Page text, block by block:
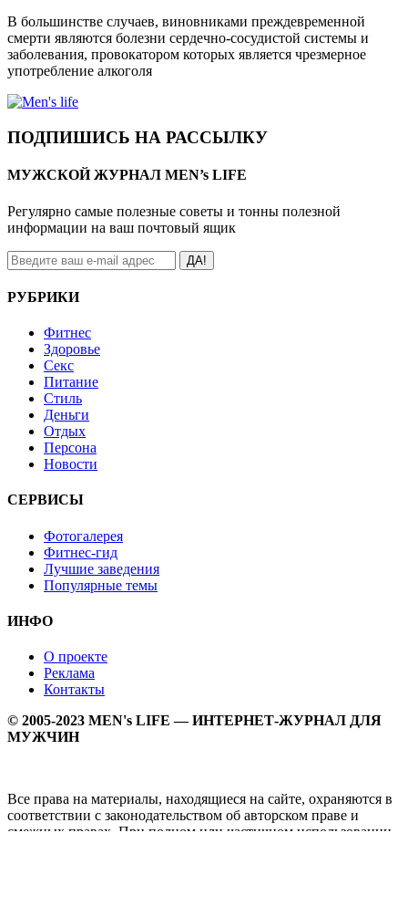
В большинстве случаев, виновниками преждевременной
смерти являются болезни сердечно-сосудистой системы и
заболевания, провокатором которых является чрезмерное
употребление алкоголя
ПОДПИШИСЬ НА РАССЫЛКУ
МУЖСКОЙ ЖУРНАЛ MEN’s LIFE
Регулярно самые полезные советы и тонны полезной
информации на ваш почтовый ящик
ДА!
РУБРИКИ
Фитнес
Здоровье
Секс
Питание
Стиль
Деньги
Отдых
Персона
Новости
СЕРВИСЫ
Фотогалерея
Фитнес-гид
Лучшие заведения
Популярные темы
ИНФО
О проекте
Реклама
Контакты
© 2005-2023 MEN's LIFE — ИНТЕРНЕТ-ЖУРНАЛ ДЛЯ
МУЖЧИН
Все права на материалы, находящиеся на сайте, охраняются в
соответствии с законодательством об авторском праве и
смежных правах. При полном или частичном использовании